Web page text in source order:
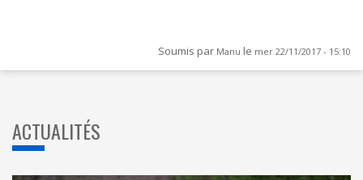
Soumis par Manu le mer 22/11/2017 - 15:10
ACTUALITÉS